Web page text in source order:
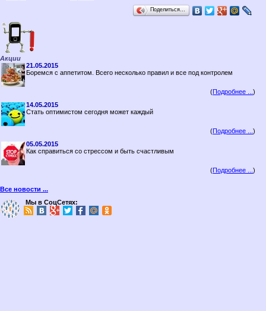
Поделиться…
Акции
21.05.2015
Боремся с аппетитом. Всего несколько правил и все под контролем
(Подробнее ...)
14.05.2015
Стать оптимистом сегодня может каждый
(Подробнее ...)
05.05.2015
Как справиться со стрессом и быть счастливым
(Подробнее ...)
Все новости ...
Мы в СоцСетях: